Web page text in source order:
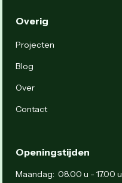
Overig
Projecten
Blog
Over
Contact
Openingstijden
Maandag: 08.00 u - 17.00 u